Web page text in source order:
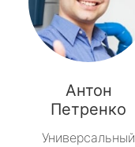
Антон
Петренко
Универсальный